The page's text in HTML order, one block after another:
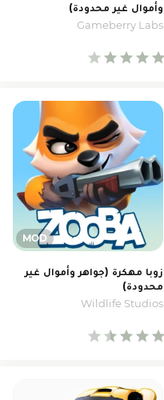
وأموال غير محدودة)
Gameberry Labs
زوبا مهكرة (جواهر وأموال غير
محدودة)
Wildlife Studios